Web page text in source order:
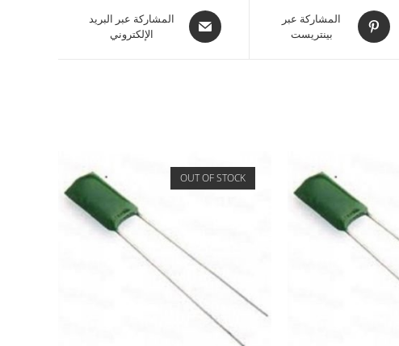
المشاركة عبر
بينتريست
المشاركة عبر البريد
الإلكتروني
OUT OF STOCK